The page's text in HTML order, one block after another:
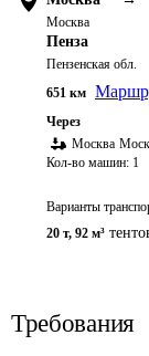
Москва
Пенза
Пензенская обл.
651 км
Через
Москва
Кол-во машин: 1
Варианты
20 т, 92 м³
Требования